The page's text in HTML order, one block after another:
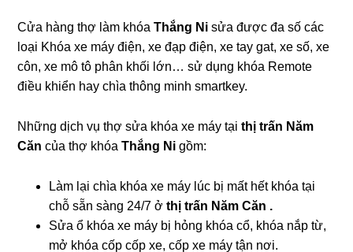
Cửa hàng thợ làm khóaThắng Ni sửa được đa số các
loại Khóa xe máy điện, xe đạp điện, xe tay gat, xe số, xe
côn, xe mô tô phân khối lớn… sử dụng khóa Remote
điều khiển hay chìa thông minh smartkey.
Những dịch vụ thợ sửa khóa xe máy tạithị trấn Năm
Căncủa thợ khóaThắng Ni gồm:
Làm lại chìa khóa xe máy lúc bị mất hết khóa tại
chỗ sẵn sàng 24/7 ởthị trấn Năm Căn .
Sửa ổ khóa xe máy bị hỏng khóa cổ, khóa nắp từ,
mở khóa cốp cốp xe, cốp xe máy tận nơi.